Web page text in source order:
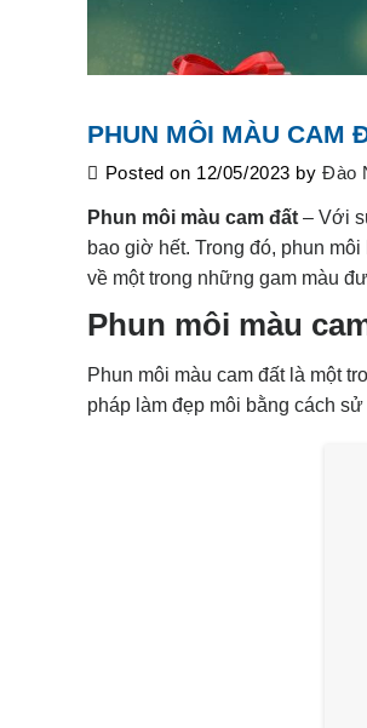
PHUN MÔI MÀU CAM
Posted on 12/05/2023 byĐào
Phun môi màu cam đất – Với
bao giờ hết. Trong đó, phun
về một trong những gam màu
Phun môi màu
Phun môi màu cam đất là một
pháp làm đẹp môi bằng cách